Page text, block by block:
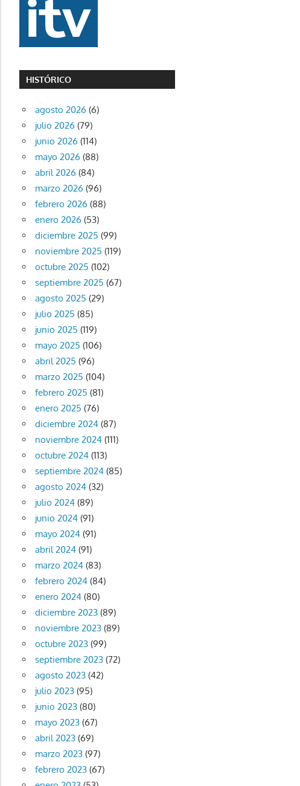
HISTÓRICO
agosto 2026 (6)
julio 2026 (79)
junio 2026 (114)
mayo 2026 (88)
abril 2026 (84)
marzo 2026 (96)
febrero 2026 (88)
enero 2026 (53)
diciembre 2025 (99)
noviembre 2025 (119)
octubre 2025 (102)
septiembre 2025 (67)
agosto 2025 (29)
julio 2025 (85)
junio 2025 (119)
mayo 2025 (106)
abril 2025 (96)
marzo 2025 (104)
febrero 2025 (81)
enero 2025 (76)
diciembre 2024(87)
noviembre 2024(111)
octubre 2024(113)
septiembre 2024(85)
agosto 2024(32)
julio 2024(89)
junio 2024(91)
mayo 2024(91)
abril 2024(91)
marzo 2024(83)
febrero 2024(84)
enero 2024(80)
diciembre 2023(89)
noviembre 2023(89)
octubre 2023(99)
septiembre 2023(72)
agosto 2023(42)
julio 2023(95)
junio 2023(80)
mayo 2023(67)
abril 2023(69)
marzo 2023(97)
febrero 2023(67)